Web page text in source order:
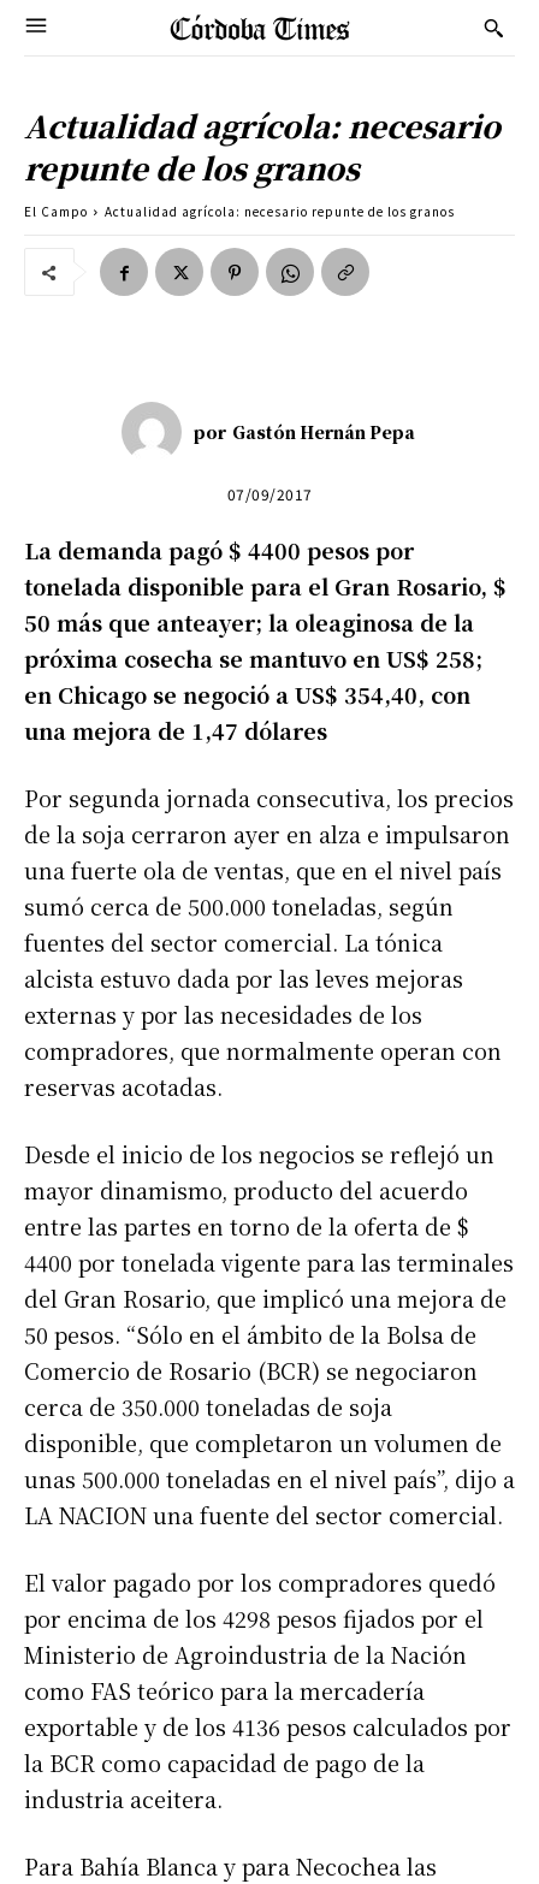
Actualidad agrícola: necesario
repunte de los granos
El Campo Actualidad agrícola: necesario repunte de los granos
por Gastón Hernán Pepa
07/09/2017
La demanda pagó $ 4400 pesos por
tonelada disponible para el Gran Rosario, $
50 más que anteayer; la oleaginosa de la
próxima cosecha se mantuvo en US$ 258;
en Chicago se negoció a US$ 354,40, con
una mejora de 1,47 dólares
Por segunda jornada consecutiva, los precios
de la soja cerraron ayer en alza e impulsaron
una fuerte ola de ventas, que en el nivel país
sumó cerca de 500.000 toneladas, según
fuentes del sector comercial. La tónica
alcista estuvo dada por las leves mejoras
externas y por las necesidades de los
compradores, que normalmente operan con
reservas acotadas.
Desde el inicio de los negocios se reflejó un
mayor dinamismo, producto del acuerdo
entre las partes en torno de la oferta de $
4400 por tonelada vigente para las terminales
del Gran Rosario, que implicó una mejora de
50 pesos. “Sólo en el ámbito de la Bolsa de
Comercio de Rosario (BCR) se negociaron
cerca de 350.000 toneladas de soja
disponible, que completaron un volumen de
unas 500.000 toneladas en el nivel país”, dijo a
LA NACION una fuente del sector comercial.
El valor pagado por los compradores quedó
por encima de los 4298 pesos fijados por el
Ministerio de Agroindustria de la Nación
como FAS teórico para la mercadería
exportable y de los 4136 pesos calculados por
la BCR como capacidad de pago de la
industria aceitera.
Para Bahía Blanca y para Necochea las